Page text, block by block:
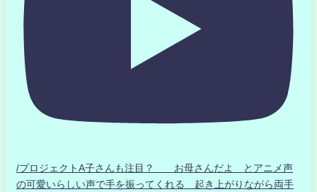
/プロジェクトA子さんも注目？ お母さんだよ とアニメ声
の可愛いらしい声で手を振ってくれる 起き上がりながら両手